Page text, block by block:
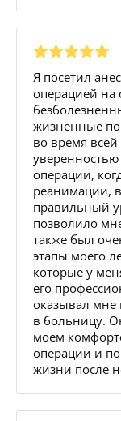
Я посетил
операцией на
жизненные
во время
операции,
реанимации,
правильный
позволило
также был
этапы моего
которые у
его
оказывал мне
в больницу.
моем
операции и
жизни после